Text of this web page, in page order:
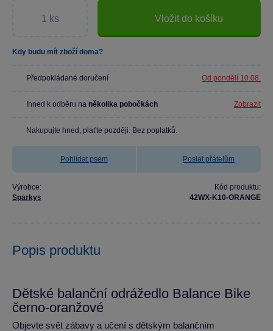
Vložit do košíku
Kdy budu mít zboží doma?
Předpokládané doručení Od pondělí 10.08.
Ihned k odběru na několika pobočkách Zobrazit
Nakupujte hned, plaťte později. Bez poplatků.
Pohlídat psem Poslat přátelům
Výrobce:
Sparkys
Kód produktu:
42WX-K10-ORANGE
Popis produktu
Dětské balanční odrážedlo Balance Bike
černo-oranžové
Objevte svět zábavy a učení s dětským balančním